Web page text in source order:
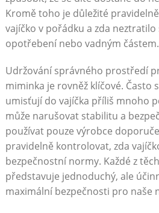
Kromě toho je důležité
vajíčko v pořádku a zda
opotřebení nebo vadným částem.
Udržování správného prostředí
miminka je rovněž klíčové. Často
umisťují do vajíčka příliš mnoho
může narušovat stabilitu a
používat pouze výrobce
pravidelně kontrolovat, zda
bezpečnostní normy. Každé z
představuje jednoduchý, ale
maximální bezpečnosti pro naše